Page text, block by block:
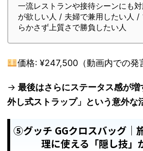
一流レストランや接待シーンにも
が欲しい人 / 夫婦で兼用したい人 /
らかさず上質さで勝負したい人
価格: ¥247,500（動画内での発
→ 最後はさらにステータス感が増
外し式ストラップ」という意外な
⑤グッチ GGクロスバッグ｜
理に使える「隠し技」